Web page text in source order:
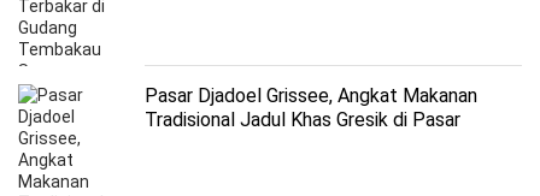
Pasar Djadoel Grissee, Angkat Makanan
Tradisional Jadul Khas Gresik di Pasar